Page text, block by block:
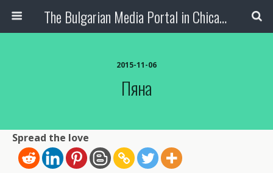
The Bulgarian Media Portal in Chicago
2015-11-06
Пяна
Spread the love